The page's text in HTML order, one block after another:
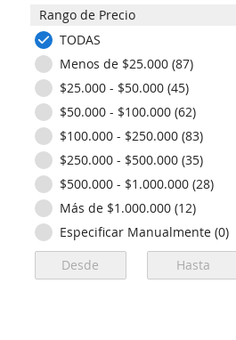
LOGITECH (11)
MSI (11)
NOTIFIER (10)
PCTRONIX (4)
PRIMUS GAMING (8)
RAZER (9)
SOUNDCRAFT (4)
WACOM (1)
WEI (1)
XIAOMI (10)
XTECH (24)
ZEBRA (1)
Rango de Precio
TODAS
Menos de $25.000 (87)
$25.000 - $50.000 (45)
$50.000 - $100.000 (62)
$100.000 - $250.000 (83)
$250.000 - $500.000 (35)
$500.000 - $1.000.000 (28)
Más de $1.000.000 (12)
Especificar Manualmente (0)